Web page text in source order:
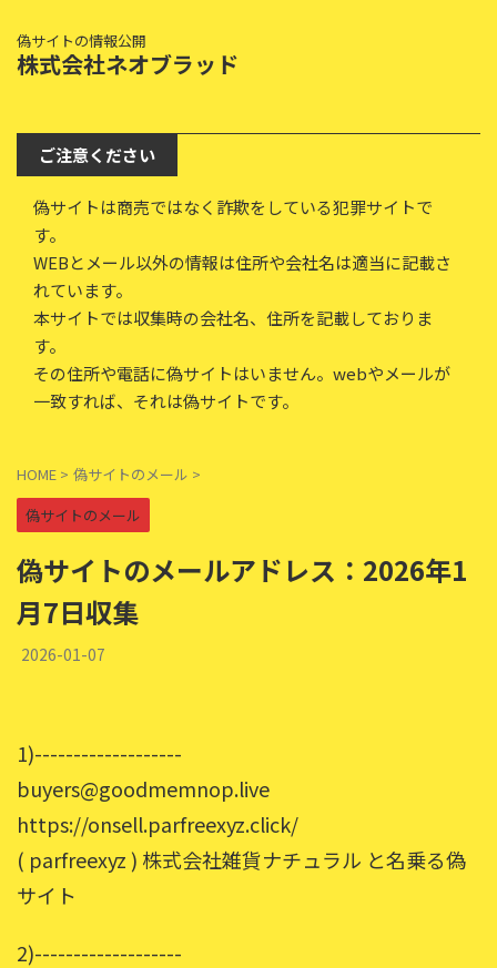
偽サイトの情報公開
株式会社ネオブラッド
ご注意ください
偽サイトは商売ではなく詐欺をしている犯罪サイトで
す。
WEBとメール以外の情報は住所や会社名は適当に記載さ
れています。
本サイトでは収集時の会社名、住所を記載しておりま
す。
その住所や電話に偽サイトはいません。webやメールが
一致すれば、それは偽サイトです。
HOME > 偽サイトのメール >
偽サイトのメール
偽サイトのメールアドレス：2026年1
月7日収集
2026-01-07
1)-------------------
buyers@goodmemnop.live
https://onsell.parfreexyz.click/
( parfreexyz ) 株式会社雑貨ナチュラル と名乗る偽
サイト
2)-------------------